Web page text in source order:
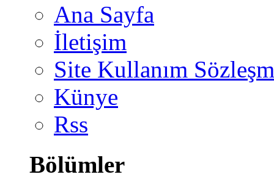
Ana Sayfa
İletişim
Site Kullanım
Künye
Rss
Bölümler